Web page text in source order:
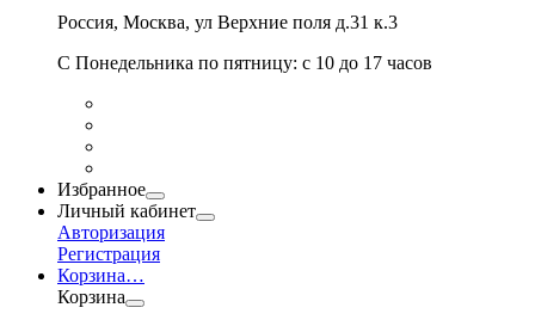
Россия, Москва, ул Верхние поля д.31 к.3
С Понедельника по пятницу: с 10 до 17 часов
Избранное
Личный кабинет
Авторизация
Регистрация
Корзина…
Корзина